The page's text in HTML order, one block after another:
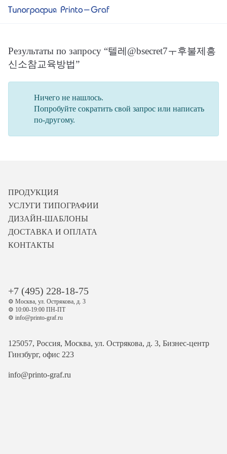
Результаты по запросу “텔레@bsecret7ㅜ후불제흥
신소참교육방법”
Ничего не нашлось.
Попробуйте сократить свой запрос или написать
по-другому.
ПРОДУКЦИЯ
УСЛУГИ ТИПОГРАФИИ
ДИЗАЙН-ШАБЛОНЫ
ДОСТАВКА И ОПЛАТА
КОНТАКТЫ
+7 (495) 228-18-75
⚙️ Москва, ул. Острякова, д. 3
⚙️ 10:00-19:00 ПН-ПТ
⚙️ info@printo-graf.ru
125057, Россия, Москва, ул. Острякова, д. 3, Бизнес-центр
Гинзбург, офис 223
info@printo-graf.ru